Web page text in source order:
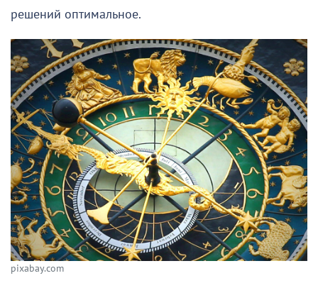
решений оптимальное.
pixabay.com